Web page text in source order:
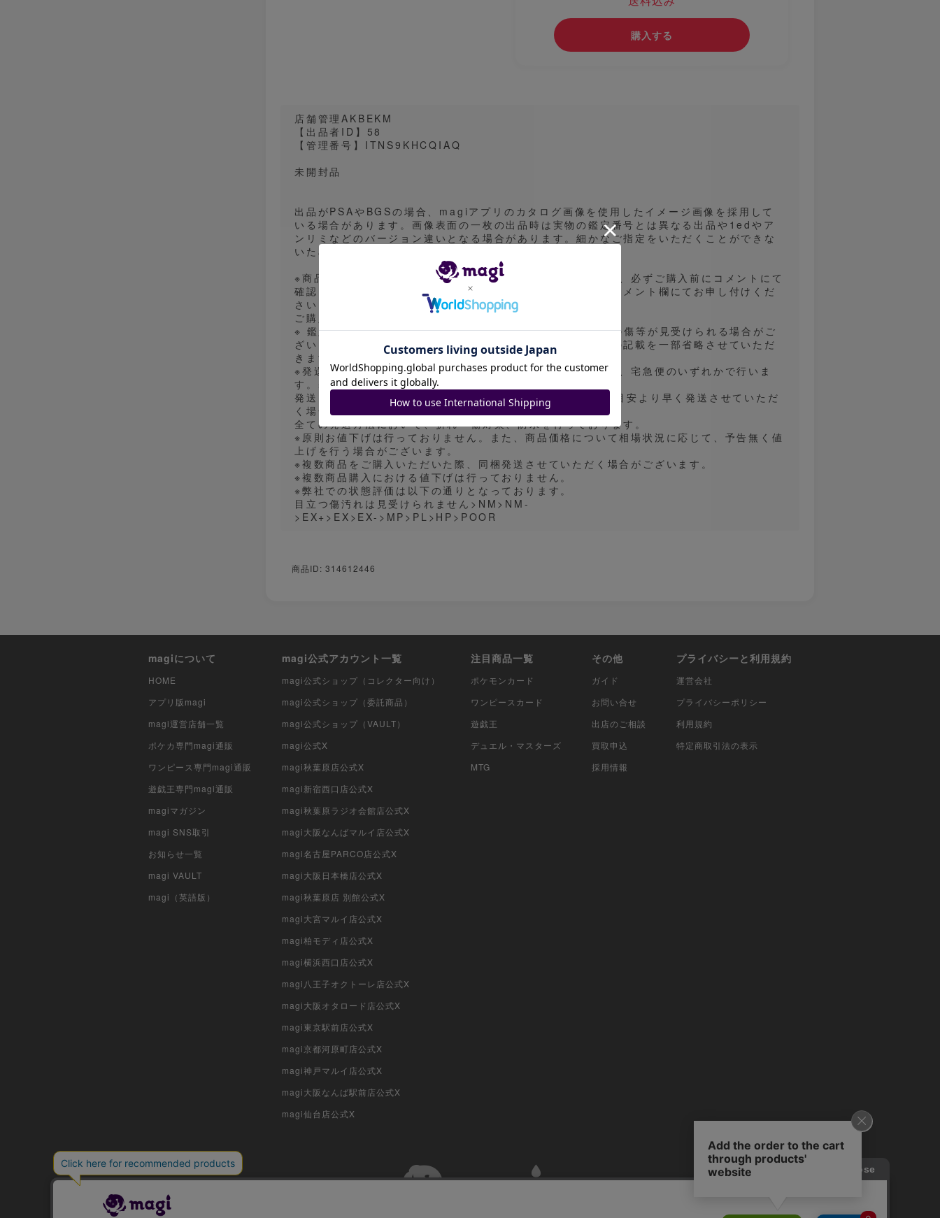
購入する
店舗管理AKBEKM
【出品者ID】58
【管理番号】ITNS9KHCQIAQ
未開封品
出品がPSAやBGSの場合、magiアプリのカタログ画像を使用したイメージ画像を採用して
いる場合があります。画像表面の一枚の出品時は実物の鑑定番号とは異なる出品や1edやア
ンリミなどのバージョン違いとなる場合があります。細かなご指定をいただくことができな
いため予めご了承ください。
※商品の状態や取引の進め方に関して質問等がございましたら、必ずご購入前にコメントにて
確認をお願い致します。（より詳細な画像をお求めの際は、コメント欄にてお申し付けくだ
さい）
ご購入後の質問にはお答えできない場合がございます。
※ 鑑定品についてはグレードに問わず白欠けや汚れ、ケースの傷等が見受けられる場合がご
ざいます。状態基準内と判断された商品につきまして、状態の記載を一部省略させていただ
きますので、ご理解の上ご購入ください。
※発送方法はゆうパケット、ゆうパック、一般書留、ネコポス、宅急便のいずれかで行いま
す。基本的に発送方法の指定は対応しておりません。
発送目安は7〜9日になっておりますが、業務の都合上、発送目安より早く発送させていただ
く場合がございます。
全ての発送方法において、折れ・傷対策、防水を行っております。
※原則お値下げは行っておりません。また、商品価格について相場状況に応じて、予告無く値
上げを行う場合がございます。
※複数商品をご購入いただいた際、同梱発送させていただく場合がございます。
※複数商品購入における値下げは行っておりません。
※弊社での状態評価は以下の通りとなっております。
目立つ傷汚れは見受けられません>NM>NM-
>EX+>EX>EX->MP>PL>HP>POOR
商品ID: 314612446
magiについて
HOME
アプリ版magi
magi運営店舗一覧
ポケカ専門magi通販
ワンピース専門magi通販
遊戯王専門magi通販
magiマガジン
magi SNS取引
お知らせ一覧
magi VAULT
magi（英語版）
magi公式アカウント一覧
magi公式ショップ（コレクター向け）
magi公式ショップ（委託商品）
magi公式ショップ（VAULT）
magi公式X
magi秋葉原店公式X
magi新宿西口店公式X
magi秋葉原ラジオ会館店公式X
magi大阪なんばマルイ店公式X
magi名古屋PARCO店公式X
magi大阪日本橋店公式X
magi秋葉原店 別館公式X
magi大宮マルイ店公式X
magi柏モディ店公式X
magi横浜西口店公式X
magi八王子オクトーレ店公式X
magi大阪オタロード店公式X
magi東京駅前店公式X
magi京都河原町店公式X
magi神戸マルイ店公式X
magi大阪なんば駅前店公式X
magi仙台店公式X
注目商品一覧
ポケモンカード
ワンピースカード
遊戯王
デュエル・マスターズ
MTG
その他
ガイド
お問い合せ
出店のご相談
買取申込
採用情報
プライバシーと利用規約
運営会社
プライバシーポリシー
利用規約
特定商取引法の表示